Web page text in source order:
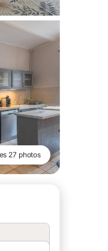
27 photos